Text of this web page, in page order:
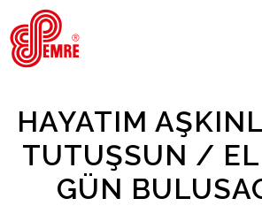
EMRE PLAK
ARAMA
Giriş Yap/Kayıt Ol
HAYATIM
TUTUŞSUN /
GÜN